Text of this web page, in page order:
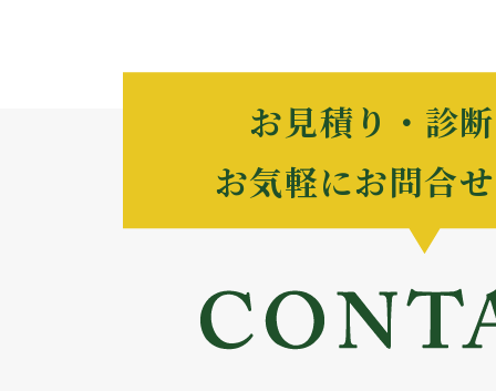
お見積り・診
お気軽にお問合